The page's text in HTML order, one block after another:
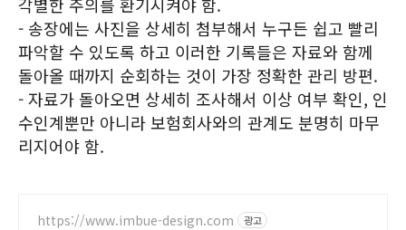
- 송장에는 사진을 상세히 첨부해서 누구든 쉽고 빨리
파악할 수 있도록 하고 이러한 기록들은 자료와 함께
돌아올 때까지 순회하는 것이 가장 정확한 관리 방편.
- 자료가 돌아오면 상세히 조사해서 이상 여부 확인, 인
수인계뿐만 아니라 보험회사와의 관계도 분명히 마무
리지어야 함.
https://www.imbue-design.com 광고